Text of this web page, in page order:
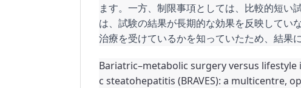
ます。一方、制限事項としては、比較的短
は、試験の結果が長期的な効果を反映してい
治療を受けているかを知っていたため、結果
Bariatric–metabolic surgery versus
c steatohepatitis (BRAVES): a multicentre,